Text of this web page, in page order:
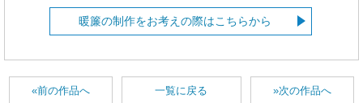
暖簾の制作をお考えの際はこちらから
«前の作品へ »次の作品へ
一覧に戻る